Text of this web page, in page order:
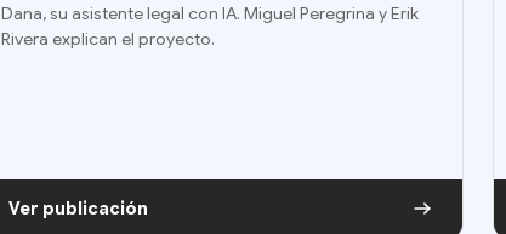
Dana, su asistente legal con IA. Miguel Peregrina y Erik
Rivera explican el proyecto.
Ver publicación